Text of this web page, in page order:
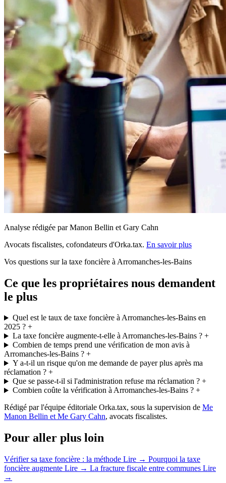
Analyse rédigée par Manon Bellin et Gary Cahn
Avocats fiscalistes, cofondateurs d'Orka.tax. En savoir plus
Vos questions sur la taxe foncière à Arromanches-les-Bains
Ce que les propriétaires nous demandent
le plus
Quel est le taux de taxe foncière à Arromanches-les-Bains en
2025 ? +
La taxe foncière augmente-t-elle à Arromanches-les-Bains ?+
Combien de temps prend une vérification de mon avis à
Arromanches-les-Bains ? +
Y a-t-il un risque qu'on me demande de payer plus après ma
réclamation ? +
Que se passe-t-il si l'administration refuse ma réclamation ?+
Combien coûte la vérification à Arromanches-les-Bains ?+
Rédigé par l'équipe éditoriale Orka.tax, sous la supervision de Me
Manon Bellin et Me Gary Cahn, avocats fiscalistes.
Pour aller plus loin
Vérifier sa taxe foncière : la méthode Lire → Pourquoi la taxe
foncière augmente Lire → La fracture fiscale entre communes Lire
→